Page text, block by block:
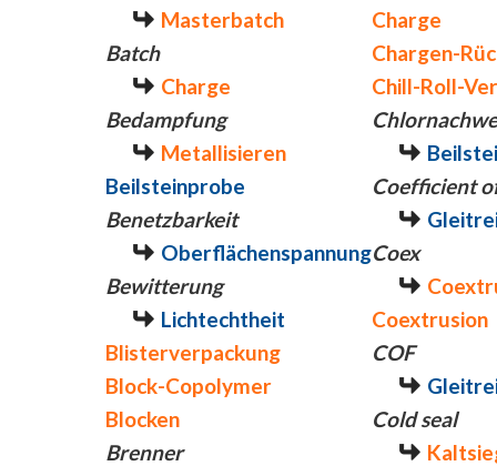
Masterbatch
Batch
Charge
Bedampfung
Metallisieren
Beilsteinprobe
Benetzbarkeit
Oberflächenspannung
Bewitterung
Lichtechtheit
Blisterverpackung
Block-Copolymer
Blocken
Brenner
Charge
Chargen-
Chill-Roll-
Coefficient
Coex
Coextrusion
COF
Cold seal